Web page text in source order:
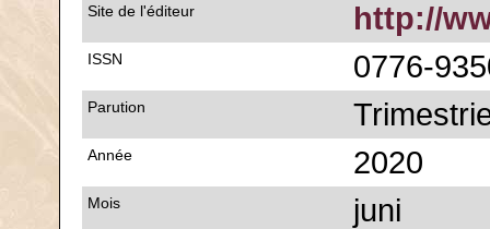
Site de l'éditeur http://
ISSN 0776-
Parution
Année 2020
Mois juni